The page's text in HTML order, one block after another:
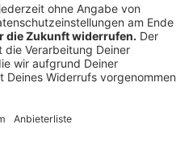
zu, um dieses
Laterne basteln? Kein
eine Laterne aus
ihr in diesem Video.